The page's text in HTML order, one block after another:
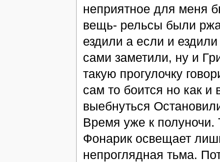
неприятное для меня
вещь- рельсы были
ездили а если и
сами заметили, ну и
такую прогулочку
сам то боится но как
выебнуться
Время уже к полуночи.
Фонарик освещает
непроглядная тьма.